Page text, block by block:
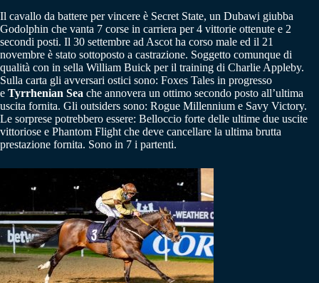
Il cavallo da battere per vincere è Secret State, un Dubawi giubba
Godolphin che vanta 7 corse in carriera per 4 vittorie ottenute e 2
secondi posti. Il 30 settembre ad Ascot ha corso male ed il 21
novembre è stato sottoposto a castrazione. Soggetto comunque di
qualità con in sella William Buick per il training di Charlie Appleby.
Sulla carta gli avversari ostici sono: Foxes Tales in progresso
e Tyrrhenian Sea che annovera un ottimo secondo posto all’ultima
uscita fornita. Gli outsiders sono: Rogue Millennium e Savy Victory.
Le sorprese potrebbero essere: Belloccio forte delle ultime due uscite
vittoriose e Phantom Flight che deve cancellare la ultima brutta
prestazione fornita. Sono in 7 i partenti.